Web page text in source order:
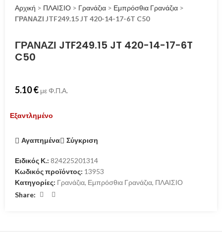
Αρχική > ΠΛΑΙΣΙΟ > Γρανάζια > Εμπρόσθια Γρανάζια >
ΓΡΑΝΑΖΙ JTF249.15 JT 420-14-17-6T C50
ΓΡΑΝΑΖΙ JTF249.15 JT 420-14-17-6T
C50
5.10€ με Φ.Π.Α.
Εξαντλημένο
Αγαπημένα Σύγκριση
Ειδικός Κ.: 824225201314
Κωδικός προϊόντος: 13953
Κατηγορίες: Γρανάζια, Εμπρόσθια Γρανάζια, ΠΛΑΙΣΙΟ
Share: